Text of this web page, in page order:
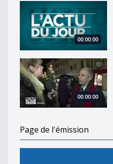
L&#039;actu du jour du
00:00:00
L&#039;actu du jour du
00:00:00
Page de l'émission